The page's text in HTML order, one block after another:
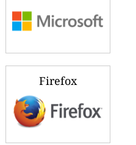
Firefox